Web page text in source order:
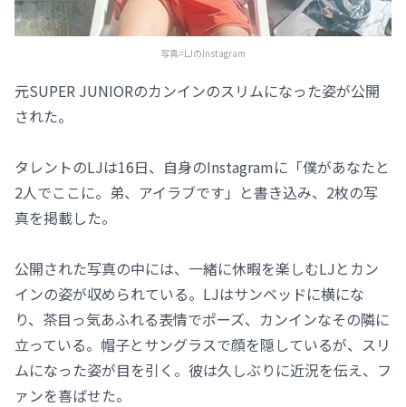
写真=LJのInstagram
元SUPER JUNIORのカンインのスリムになった姿が公開
された。
タレントのLJは16日、自身のInstagramに「僕があなたと
2人でここに。弟、アイラブです」と書き込み、2枚の写
真を掲載した。
公開された写真の中には、一緒に休暇を楽しむLJとカン
インの姿が収められている。LJはサンベッドに横にな
り、茶目っ気あふれる表情でポーズ、カンインなその隣に
立っている。帽子とサングラスで顔を隠しているが、スリ
ムになった姿が目を引く。彼は久しぶりに近況を伝え、フ
ァンを喜ばせた。